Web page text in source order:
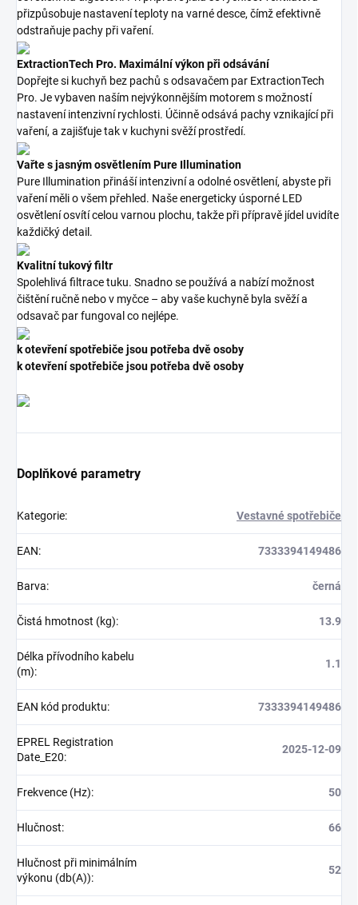
přizpůsobuje nastavení teploty na varné desce, čímž efektivně
odstraňuje pachy při vaření.
ExtractionTech Pro. Maximální výkon při odsávání
Dopřejte si kuchyň bez pachů s odsavačem par ExtractionTech
Pro. Je vybaven naším nejvýkonnějším motorem s možností
nastavení intenzivní rychlosti. Účinně odsává pachy vznikající při
vaření, a zajišťuje tak v kuchyni svěží prostředí.
Vařte s jasným osvětlením Pure Illumination
Pure Illumination přináší intenzivní a odolné osvětlení, abyste při
vaření měli o všem přehled. Naše energeticky úsporné LED
osvětlení osvítí celou varnou plochu, takže při přípravě jídel uvidíte
každičký detail.
Kvalitní tukový filtr
Spolehlivá filtrace tuku. Snadno se používá a nabízí možnost
čištění ručně nebo v myčce – aby vaše kuchyně byla svěží a
odsavač par fungoval co nejlépe.
k otevření spotřebiče jsou potřeba dvě osoby
k otevření spotřebiče jsou potřeba dvě osoby
Doplňkové parametry
Kategorie: Vestavné spotřebiče
EAN: 7333394149486
Barva: černá
Čistá hmotnost (kg): 13.9
Délka přívodního kabelu
(m):
1.1
EAN kód produktu: 7333394149486
EPREL Registration
Date_E20:
2025-12-09
Frekvence (Hz): 50
Hlučnost: 66
Hlučnost při minimálním
výkonu (db(A)):
52